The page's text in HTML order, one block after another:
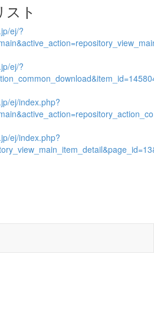
ト
ej/?
ej/?
ej/index.php?
ej/index.php?